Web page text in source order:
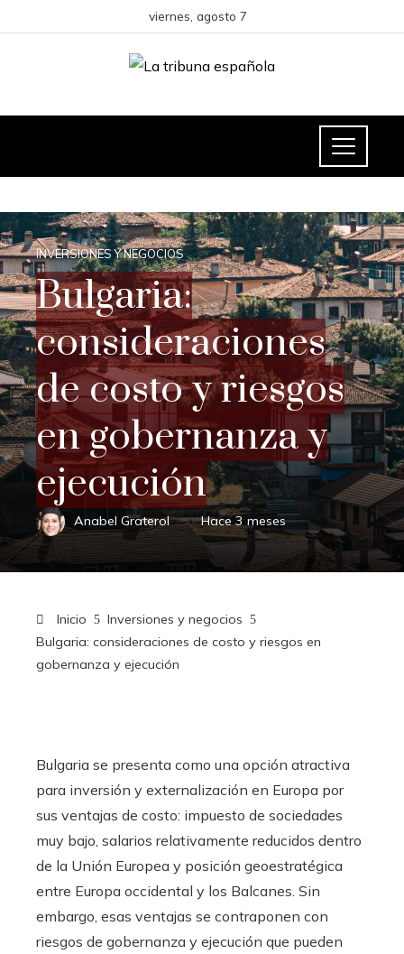
viernes, agosto 7
INVERSIONES Y NEGOCIOS
Bulgaria:
consideraciones
de costo y riesgos
en gobernanza y
ejecución
Anabel Graterol Hace 3 meses
Inicio
Inversiones y negocios
Bulgaria: consideraciones de costo y riesgos en
gobernanza y ejecución
Bulgaria se presenta como una opción atractiva
para inversión y externalización en Europa por
sus ventajas de costo: impuesto de sociedades
muy bajo, salarios relativamente reducidos dentro
de la Unión Europea y posición geoestratégica
entre Europa occidental y los Balcanes. Sin
embargo, esas ventajas se contraponen con
riesgos de gobernanza y ejecución que pueden